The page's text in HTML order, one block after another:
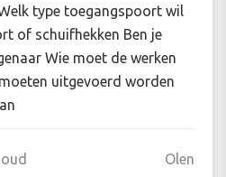
type toegangspoort wil
of schuifhekken Ben je
Wie moet de werken
uitgevoerd worden
Olen